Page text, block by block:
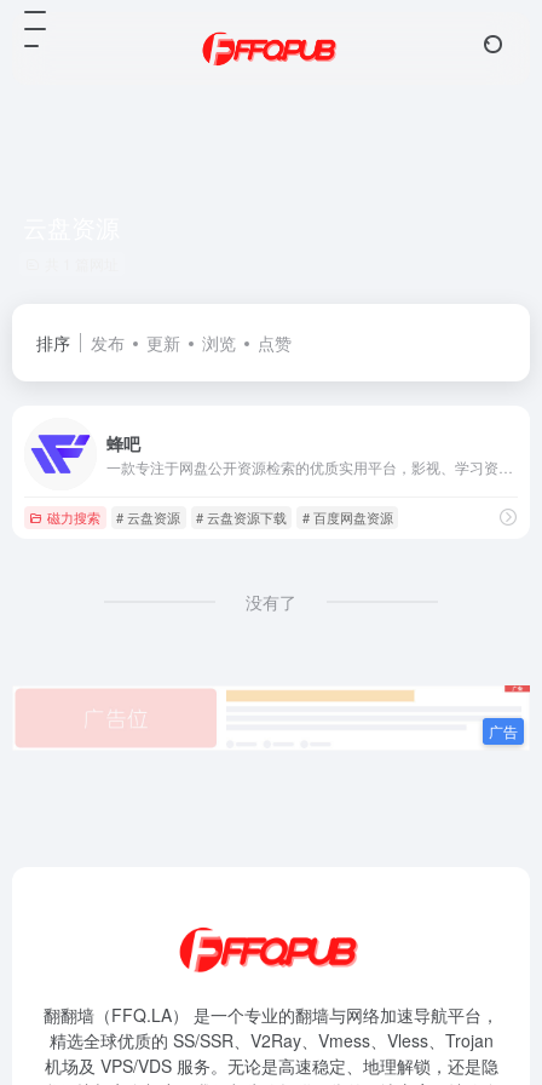
排序 发布 更新 浏览 点赞
蜂吧
磁力搜索 # 云盘资源 # 云盘资源下载 # 百度网盘资源
没有了
翻翻墙（FFQ.LA） 是一个专业的翻墙与网络加速导航平台，
精选全球优质的 SS/SSR、V2Ray、Vmess、Vless、Trojan
机场及 VPS/VDS 服务。无论是高速稳定、地理解锁，还是隐